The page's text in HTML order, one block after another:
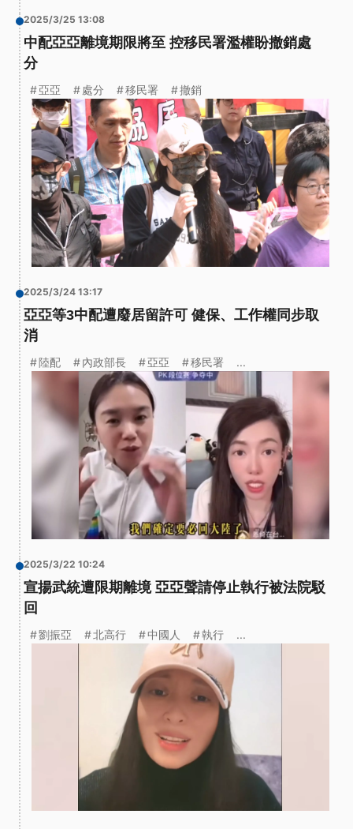
2025/3/25 13:08
中配亞亞離境期限將至 控移民署濫權盼撤銷處
分
亞亞 處分 移民署 撤銷
2025/3/24 13:17
亞亞等3中配遭廢居留許可 健保、工作權同步取
消
陸配 內政部長 亞亞 移民署 ...
2025/3/22 10:24
宣揚武統遭限期離境 亞亞聲請停止執行被法院駁
回
劉振亞 北高行 中國人 執行 ...